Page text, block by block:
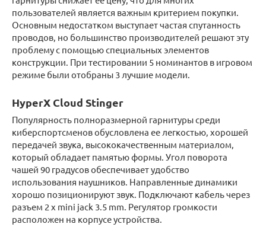
пользователей является важным критерием покупки.
Основным недостатком выступает частая спутанность
проводов, но большинство производителей решают эту
проблему с помощью специальных элементов
конструкции. При тестировании 5 номинантов в игровом
режиме были отобраны 3 лучшие модели.
HyperX Cloud Stinger
Популярность полноразмерной гарнитуры среди
киберспортсменов обусловлена ее легкостью, хорошей
передачей звука, высококачественным материалом,
который обладает памятью формы. Угол поворота
чашей 90 градусов обеспечивает удобство
использования наушников. Направленные динамики
хорошо позиционируют звук. Подключают кабель через
разъем 2 x mini jack 3.5 mm. Регулятор громкости
расположен на корпусе устройства.